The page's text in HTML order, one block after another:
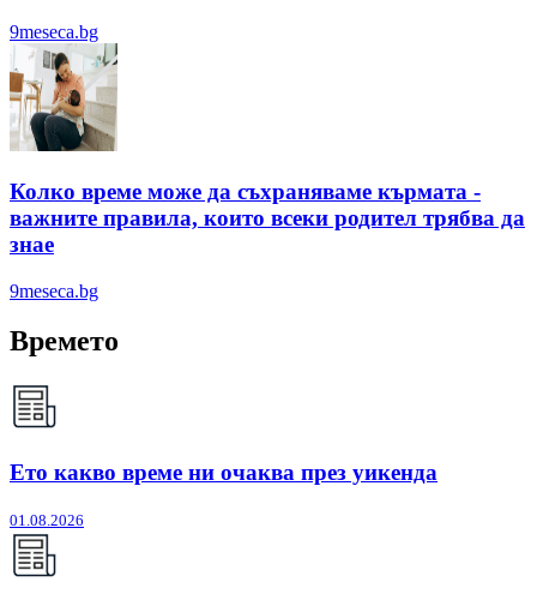
9meseca.bg
Колко време може да съхраняваме кърмата -
важните правила, които всеки родител трябва да
знае
9meseca.bg
Времето
Ето какво време ни очаква през уикенда
01.08.2026